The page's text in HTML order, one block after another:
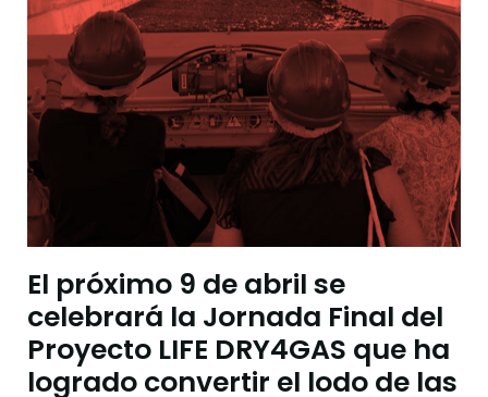
El próximo 9 de abril se
celebrará la Jornada Final del
Proyecto LIFE DRY4GAS que ha
logrado convertir el lodo de las